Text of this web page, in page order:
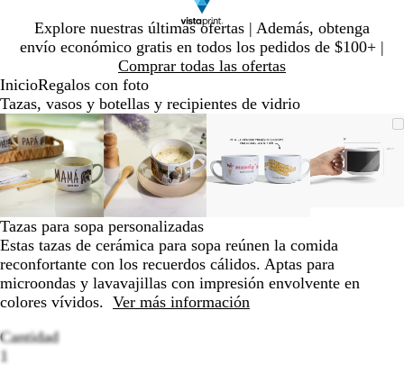
Explore nuestras últimas ofertas | Además, obtenga
envío económico gratis en todos los pedidos de $100+ |
Comprar todas las ofertas
Diapositiva
1
InicioRegalos con foto
Tazas, vasos y botellas y recipientes de vidrio
Imagen
ampliable
con
zoom
Ampliado
al
mínimo
Haga
clic
para
expandir
Use
la
tecla
de
más
(+)
y
menos
(-)
para
acercar/alejar
con
zoom
Imagen
ampliable
con
zoom
Ampliado
al
mínimo
Haga
clic
para
expandir
Use
la
tecla
de
más
(+)
y
menos
(-)
para
acercar/alejar
ampliable
con
zoom
al
mínimo
clic
para
expandir
la
tecla
de
menos
(-)
para
Imagen
con
zoom
al
clic
para
la
tecla
de
para
Diapositiva
1
de
4
Tazas para sopa personalizadas
Estas tazas de cerámica para sopa reúnen la comida
reconfortante con los recuerdos cálidos. Aptas para
microondas y lavavajillas con impresión envolvente en
colores vívidos. Ver más información
Cantidad
1